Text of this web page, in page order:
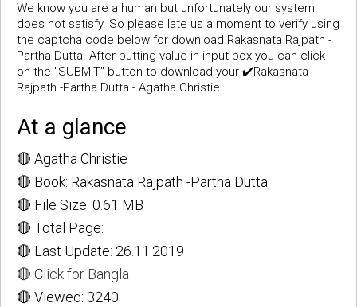
We know you are a human but unfortunately our system
does not satisfy. So please late us a moment to verify using
the captcha code below for download Rakasnata Rajpath -
Partha Dutta. After putting value in input box you can click
on the "SUBMIT" button to download your ✔️Rakasnata
Rajpath -Partha Dutta - Agatha Christie.
At a glance
🔴 Agatha Christie
🔴 Book: Rakasnata Rajpath -Partha Dutta
🔴 File Size: 0.61 MB
🔴 Total Page:
🔴 Last Update: 26.11.2019
🔴 Click for Bangla
🔴 Viewed: 3240